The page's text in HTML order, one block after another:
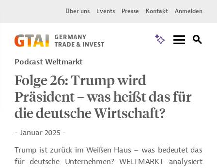
Über uns Events Presse Kontakt Anmelden
Podcast Weltmarkt
Folge 26: Trump wird
Präsident – was heißt das für
die deutsche Wirtschaft?
- Januar 2025 -
Trump ist zurück im Weißen Haus – was bedeutet das
für deutsche Unternehmen? WELTMARKT analysiert